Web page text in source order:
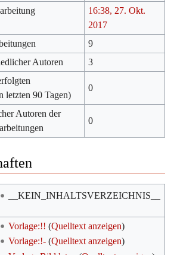
16:38, 27. Okt.
2017
9
Autoren
3
letzten 90 Tagen)
0
Autoren der
0
__KEIN_INHALTSVERZEICHNIS__
Vorlage:!! (Quelltext anzeigen)
Vorlage:!- (Quelltext anzeigen)